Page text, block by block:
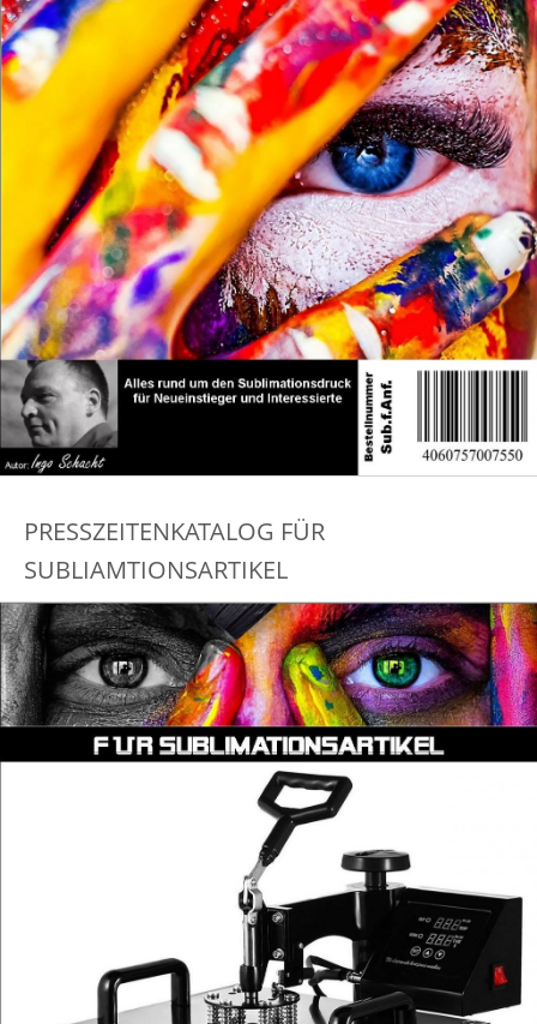
PRESSZEITENKATALOG FÜR
SUBLIAMTIONSARTIKEL